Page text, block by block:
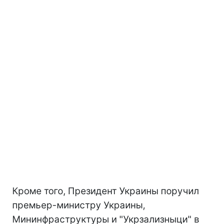
Кроме того, Президент Украины поручил
премьер-министру Украины,
Мининфраструктуры и "Укрзализныци" в